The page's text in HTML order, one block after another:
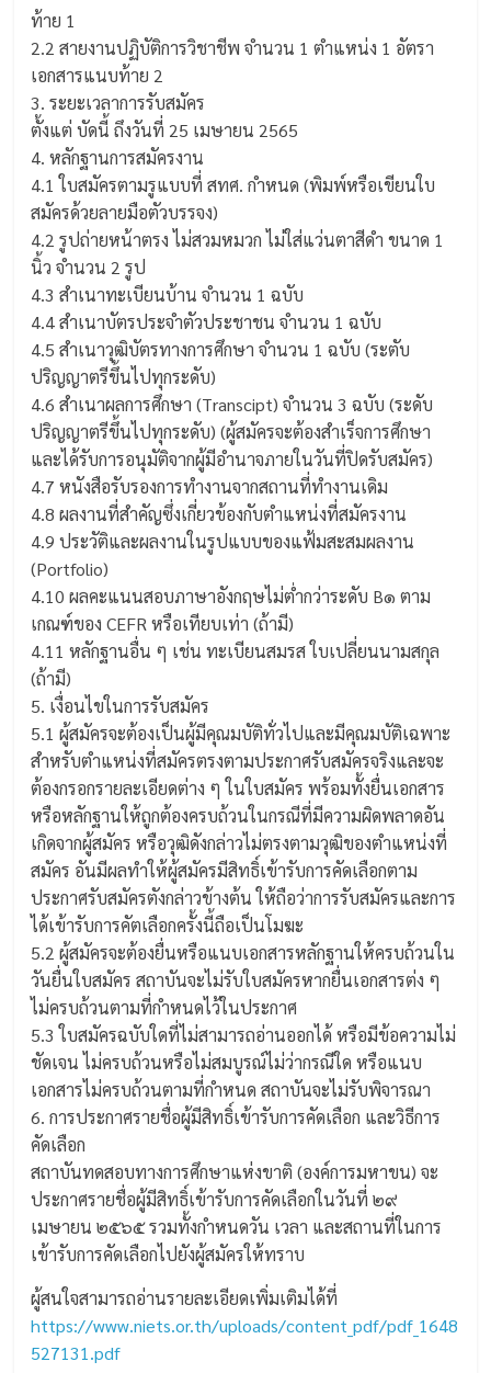
ท้าย 1
2.2 สายงานปฏิบัติการวิชาชีพ จำนวน 1 ตำแหน่ง 1 อัตรา
เอกสารแนบท้าย 2
3. ระยะเวลาการรับสมัคร
ตั้งแต่ บัดนี้ ถึงวันที่ 25 เมษายน 2565
4. หลักฐานการสมัครงาน
4.1 ใบสมัครตามรูแบบที่ สทศ. กำหนด (พิมพ์หรือเขียนใบ
สมัครด้วยลายมือตัวบรรจง)
4.2 รูปถ่ายหน้าตรง ไม่สวมหมวก ไม่ใส่แว่นตาสีดำ ขนาด 1
นิ้ว จำนวน 2 รูป
4.3 สำเนาทะเบียนบ้าน จำนวน 1 ฉบับ
4.4 สำเนาบัตรประจำตัวประชาชน จำนวน 1 ฉบับ
4.5 สำเนาวุฒิบัตรทางการศึกษา จำนวน 1 ฉบับ (ระตับ
ปริญญาตรีขึ้นไปทุกระดับ)
4.6 สำเนาผลการศึกษา (Transcipt) จำนวน 3 ฉบับ (ระดับ
ปริญญาตรีขึ้นไปทุกระดับ) (ผู้สมัครจะต้องสำเร็จการศึกษา
และได้รับการอนุมัติจากผู้มีอำนาจภายในวันที่ปิดรับสมัคร)
4.7 หนังสือรับรองการทำงานจากสถานที่ทำงานเดิม
4.8 ผลงานที่สำคัญซึ่งเกี่ยวข้องกับตำแหน่งที่สมัครงาน
4.9 ประวัติและผลงานในรูปแบบของแฟ้มสะสมผลงาน
(Portfolio)
4.10 ผลคะแนนสอบภาษาอังกฤษไม่ต่ำกว่าระดับ B๑ ตาม
เกณฑ์ของ CEFR หรือเทียบเท่า (ถ้ามี)
4.11 หลักฐานอื่น ๆ เช่น ทะเบียนสมรส ใบเปลี่ยนนามสกุล
(ถ้ามี)
5. เงื่อนไขในการรับสมัคร
5.1 ผู้สมัครจะต้องเป็นผู้มีคุณมบัติทั่วไปและมีคุณมบัติเฉพาะ
สำหรับตำแหน่งที่สมัครตรงตามประกาศรับสมัครจริงและจะ
ต้องกรอกรายละเอียดต่าง ๆ ในใบสมัคร พร้อมทั้งยื่นเอกสาร
หรือหลักฐานให้ถูกต้องครบถ้วนในกรณีที่มีความผิดพลาดอัน
เกิดจากผู้สมัคร หรือวุฒิดังกล่าวไม่ตรงตามวุฒิของตำแหน่งที่
สมัคร อันมีผลทำให้ผู้สมัครมีสิทธิ์เข้ารับการคัดเลือกตาม
ประกาศรับสมัครตังกล่าวข้างต้น ให้ถือว่าการรับสมัครและการ
ได้เข้ารับการคัตเลือกครั้งนี้ถือเป็นโมฆะ
5.2 ผู้สมัครจะต้องยื่นหรือแนบเอกสารหลักฐานให้ครบถ้วนใน
วันยื่นใบสมัคร สถาบันจะไม่รับใบสมัครหากยื่นเอกสารต่ง ๆ
ไม่ครบถ้วนตามที่กำหนดไว้ในประกาศ
5.3 ใบสมัครฉบับใดที่ไม่สามารถอ่านออกได้ หรือมีข้อความไม่
ชัดเจน ไม่ครบถ้วนหรือไม่สมบูรณ์ไม่ว่ากรณีใด หรือแนบ
เอกสารไม่ครบถ้วนตามที่กำหนด สถาบันจะไม่รับพิจารณา
6. การประกาศรายชื่อผู้มีสิทธิ์เข้ารับการคัดเลือก และวิธีการ
คัดเลือก
สถาบันทดสอบทางการศึกษาแห่งขาติ (องค์การมหาขน) จะ
ประกาศรายชื่อผู้มีสิทธิ์เข้ารับการคัดเลือกในวันที่ ๒๙
เมษายน ๒๕๖๕ รวมทั้งกำหนดวัน เวลา และสถานที่ในการ
เข้ารับการคัดเลือกไปยังผู้สมัครให้ทราบ
ผู้สนใจสามารถอ่านรายละเอียดเพิ่มเติมได้ที่
https://www.niets.or.th/uploads/content_pdf/pdf_1648
527131.pdf